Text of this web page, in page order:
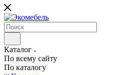
Каталог
По всему сайту
По каталогу